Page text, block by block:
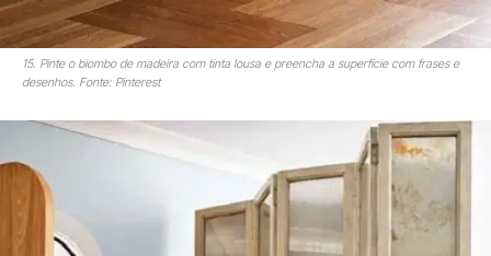
15. Pinte o biombo de madeira com tinta lousa e preencha a superfície com frases e
desenhos. Fonte: Pinterest